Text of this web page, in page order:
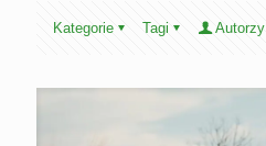
Kategorie Tagi Autorzy